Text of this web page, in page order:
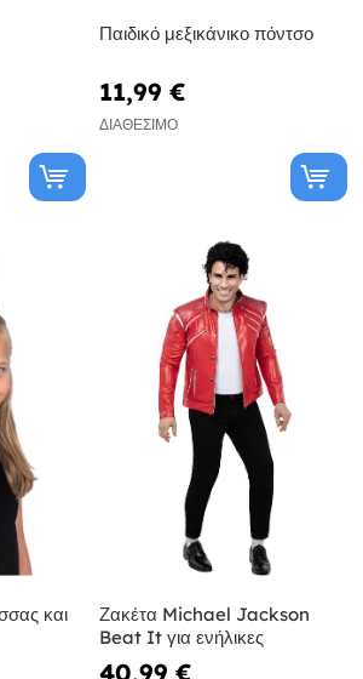
Παιδικό μεξικάνικο πόντσο
11,99 €
ΔΙΑΘΈΣΙΜΟ
και
Ζακέτα Michael Jackson
Beat It για ενήλικες
40,99 €